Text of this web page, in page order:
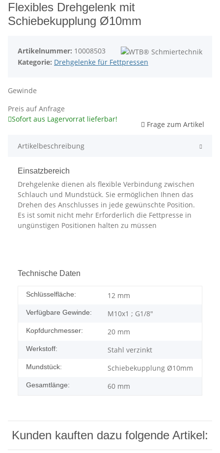
Flexibles Drehgelenk mit
Schiebekupplung Ø10mm
Artikelnummer: 10008503
Kategorie: Drehgelenke für Fettpressen
Gewinde
Preis auf Anfrage
Sofort aus Lagervorrat lieferbar!
Frage zum Artikel
Artikelbeschreibung
Einsatzbereich
Drehgelenke dienen als flexible Verbindung zwischen
Schlauch und Mundstück. Sie ermöglichen Ihnen das
Drehen des Anschlusses in jede gewünschte Position.
Es ist somit nicht mehr Erforderlich die Fettpresse in
ungünstigen Positionen halten zu müssen
Technische Daten
Schlüsselfläche: 12 mm
Verfügbare Gewinde: M10x1 ; G1/8"
Kopfdurchmesser: 20 mm
Werkstoff: Stahl verzinkt
Mundstück: Schiebekupplung Ø10mm
Gesamtlänge: 60 mm
Kunden kauften dazu folgende Artikel: